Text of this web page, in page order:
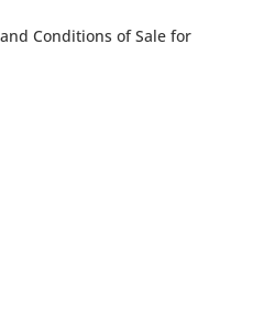
Conditions of Sale for